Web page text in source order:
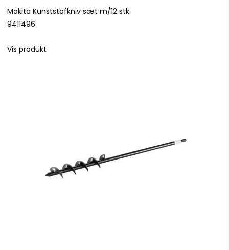
Makita Kunststofkniv sæt m/12 stk.
9411496
Vis produkt